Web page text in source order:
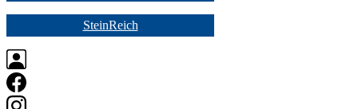
SteinReich